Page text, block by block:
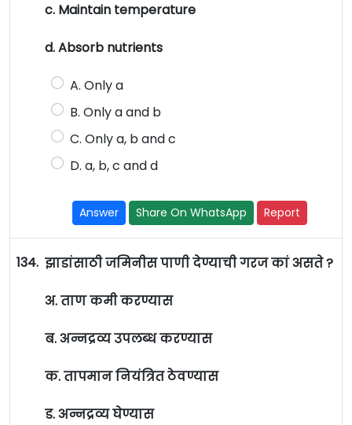
c. Maintain temperature
d. Absorb nutrients
A. Only a
B. Only a and b
C. Only a, b and c
D. a, b, c and d
Answer Share On WhatsApp Report
134. झाडांसाठी जमिनीस पाणी देण्याची गरज कां असते ?
अ. ताण कमी करण्यास
ब. अन्नद्रव्य उपलब्ध करण्यास
क. तापमान नियंत्रित ठेवण्यास
ड. अन्नद्रव्य घेण्यास